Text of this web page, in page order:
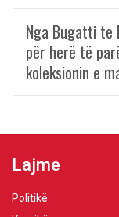
Nga Bugatti te
për herë të
koleksionin e
Lajme
Politikë